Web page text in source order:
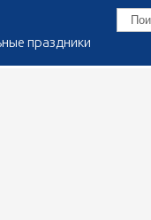
праздники